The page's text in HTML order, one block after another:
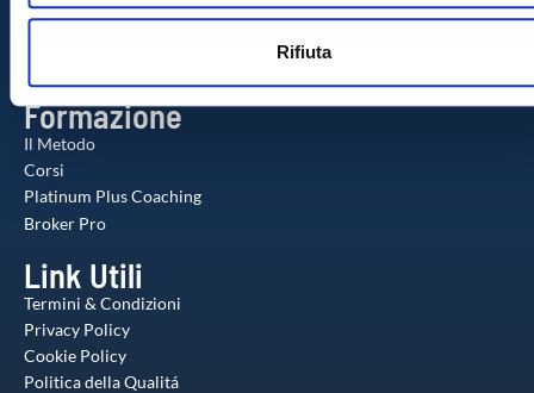
web, pubblicità e social media, i quali potrebbero combinarle
altre informazioni che ha fornito loro o che hanno raccolto
utilizzo dei loro servizi.
Rifiuta
Contatti
Formazione
Il Metodo
Corsi
Platinum Plus Coaching
Broker Pro
Link Utili
Termini & Condizioni
Privacy Policy
Cookie Policy
Politica della Qualitá